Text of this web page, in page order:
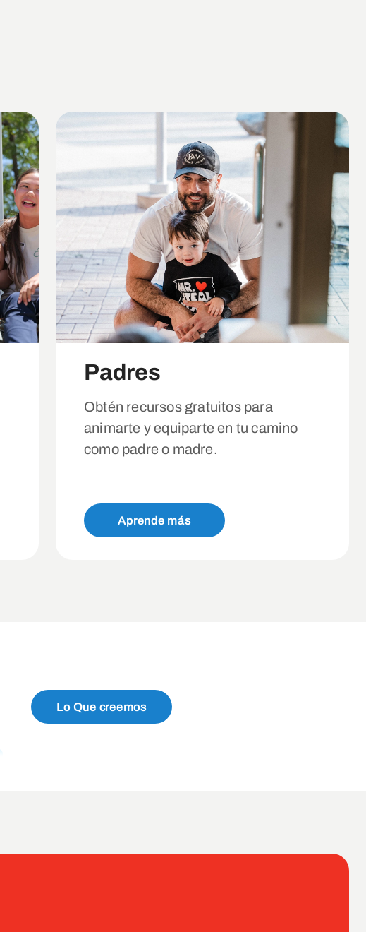
Padres
Obtén recursos gratuitos para
animarte y equiparte en tu camino
como padre o madre.
Aprende más
Lo Que creemos